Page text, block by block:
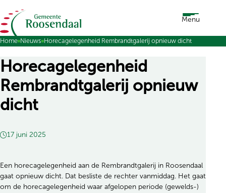
Ga naar de inhoud Menu
Home Nieuws Horecagelegenheid Rembrandtgalerij opnieuw dicht
Horecagelegenheid
Rembrandtgalerij opnieuw
dicht
17 juni 2025
Een horecagelegenheid aan de Rembrandtgalerij in Roosendaal
gaat opnieuw dicht. Dat besliste de rechter vanmiddag. Het gaat
om de horecagelegenheid waar afgelopen periode (gewelds-)